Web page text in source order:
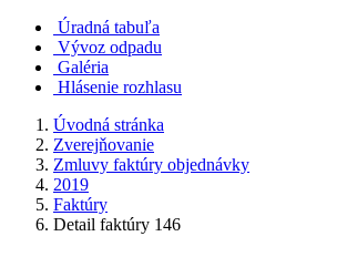
Úradná tabuľa
Vývoz odpadu
Galéria
Hlásenie rozhlasu
Úvodná stránka
Zverejňovanie
Zmluvy faktúry objednávky
2019
Faktúry
Detail faktúry 146